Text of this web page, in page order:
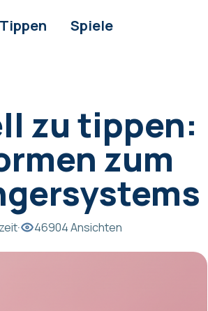
Spiele
zu tippen:
zum
· 46904 Ansichten